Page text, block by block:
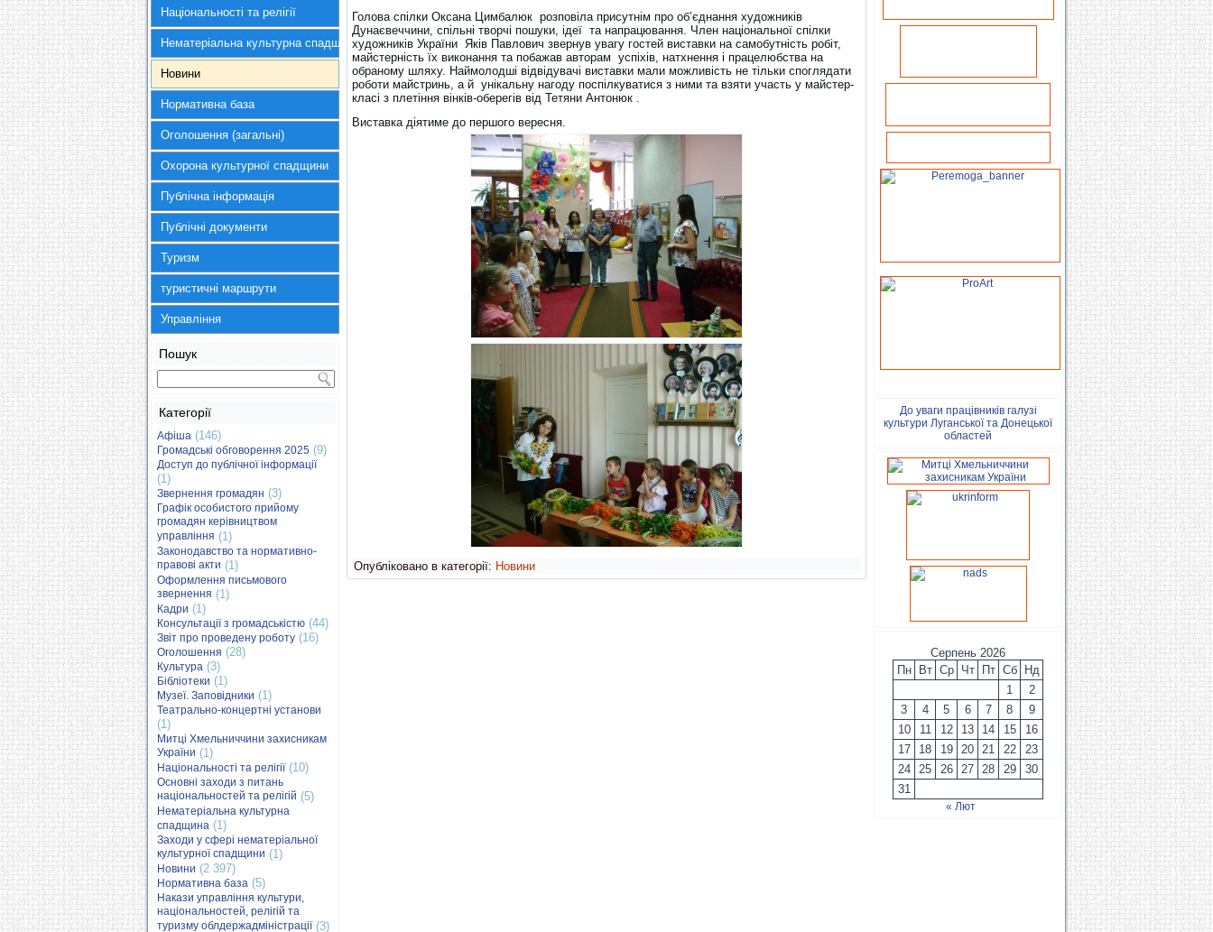
Національності та релігії
Нематеріальна культурна спадщина
Новини
Нормативна база
Оголошення (загальні)
Охорона культурної спадщини
Публічна інформація
Публічні документи
Туризм
туристичні маршрути
Управління
Пошук
Категорії
Афіша (146)
Громадські обговорення 2025 (9)
Доступ до публічної інформації
(1)
Звернення громадян (3)
Графік особистого прийому
громадян керівництвом
управління (1)
Законодавство та нормативно-
правові акти (1)
Оформлення письмового
звернення (1)
Кадри (1)
Консультації з громадськістю (44)
Звіт про проведену роботу (16)
Оголошення (28)
Культура (3)
Бібліотеки (1)
Музеї. Заповідники (1)
Театрально-концертні установи
(1)
Митці Хмельниччини захисникам
України (1)
Національності та релігії(10)
Основні заходи з питань
національностей та релігій (5)
Нематеріальна культурна
спадщина (1)
Заходи у сфері нематеріальної
культурної спадщини (1)
Новини (2 397)
Нормативна база (5)
Накази управління культури,
національностей, релігій та
туризму облдержадміністрації(3)
Голова спілки Оксана Цимбалюк розповіла присутнім про об’єднання художників
Дунаєвеччини, спільні творчі пошуки, ідеї та напрацювання. Член національної спілки
художників України Яків Павлович звернув увагу гостей виставки на самобутність робіт,
майстерність їх виконання та побажав авторам успіхів, натхнення і працелюбства на
обраному шляху. Наймолодші відвідувачі виставки мали можливість не тільки споглядати
роботи майстринь, а й унікальну нагоду поспілкуватися з ними та взяти участь у майстер-
класі з плетіння вінків-оберегів від Тетяни Антонюк .
Виставка діятиме до першого вересня.
Опубліковано в категорії: Новини
До уваги працівників галузі
культури Луганської та Донецької
областей
Серпень 2026
Пн
Вт Ср Чт Пт Сб
Нд
1
2
3
4 5 6 7 8
9
10
11 12 13 14 15
16
17
18 19 20 21 22
23
24
25 26 27 28 29
30
31
« Лют